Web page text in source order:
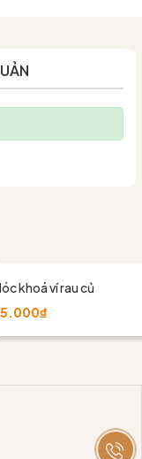
khoá ví rau củ